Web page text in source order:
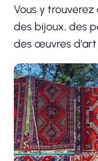
Vous y
des bijoux, des
des œuvres d'art